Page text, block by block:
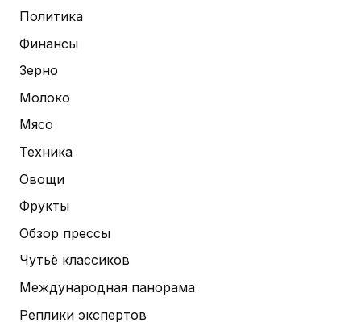
Политика
Финансы
Зерно
Молоко
Мясо
Техника
Овощи
Фрукты
Обзор прессы
Чутьё классиков
Международная панорама
Реплики экспертов